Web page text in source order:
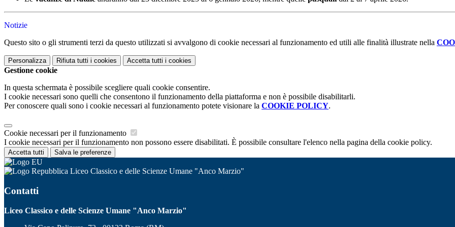
Notizie
Questo sito o gli strumenti terzi da questo utilizzati si avvalgono di cookie necessari al funzionamento ed utili alle finalità illustrate nella
Personalizza Rifiuta tutti i cookies Accetta tutti i cookies
Gestione cookie
In questa schermata è possibile scegliere quali cookie consentire.
I cookie necessari sono quelli che consentono il funzionamento della piattaforma e non è possibile disabilitarli.
Per conoscere quali sono i cookie necessari al funzionamento potete visionare la COOKIE POLICY.
Cookie necessari per il funzionamento
I cookie necessari per il funzionamento non possono essere disabilitati. È possibile consultare l'elenco nella pagina della cookie policy.
Accetta tutti Salva le preferenze
Liceo Classico e delle Scienze Umane "Anco Marzio"
Contatti
Liceo Classico e delle Scienze Umane "Anco Marzio"